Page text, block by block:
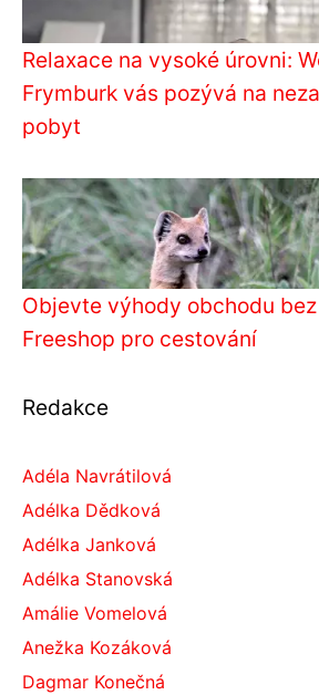
Relaxace na vysoké úrovni:
Frymburk vás pozývá na
pobyt
Objevte výhody obchodu
Freeshop pro cestování
Redakce
Adéla Navrátilová
Adélka Dědková
Adélka Janková
Adélka Stanovská
Amálie Vomelová
Anežka Kozáková
Dagmar Konečná